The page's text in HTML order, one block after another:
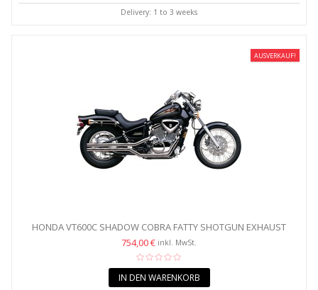
Delivery: 1 to 3 weeks
AUSVERKAUF!
HONDA VT600C SHADOW COBRA FATTY SHOTGUN EXHAUST
SYSTEM
754,00 € inkl. MwSt.
IN DEN WARENKORB